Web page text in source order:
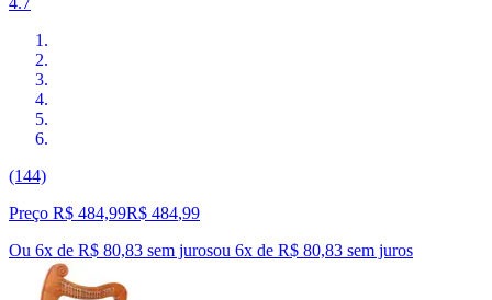
(144)
Preço R$ 484,99R$ 484,99
Ou 6x de R$ 80,83 sem jurosou 6x de R$ 80,83 sem juros